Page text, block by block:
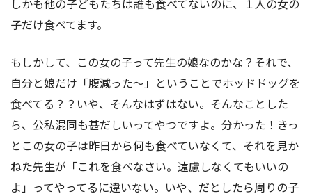
しかも他の子どもたちは誰も食べてないのに、１人の女の
子だけ食べてます。
もしかして、この女の子って先生の娘なのかな？それで、
自分と娘だけ「腹減った～」ということでホッドドッグを
食べてる？？いや、そんなはずはない。そんなことした
ら、公私混同も甚だしいってやつですよ。分かった！きっ
とこの女の子は昨日から何も食べていなくて、それを見か
ねた先生が「これを食べなさい。遠慮しなくてもいいの
よ」ってやってるに違いない。いや、だとしたら周りの子